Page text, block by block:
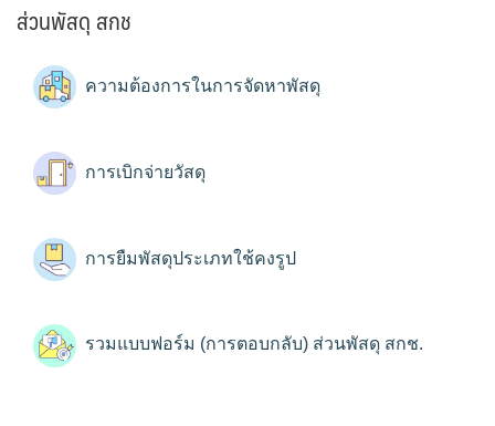
ส่วนพัสดุ สกช
ความต้องการในการจัดหาพัสดุ
การเบิกจ่ายวัสดุ
การยืมพัสดุประเภทใช้คงรูป
รวมแบบฟอร์ม (การตอบกลับ) ส่วนพัสดุ สกช.